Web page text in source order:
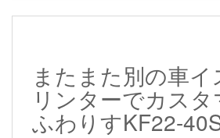
またまた別の車
リンターでカス
ふわりすKF22-